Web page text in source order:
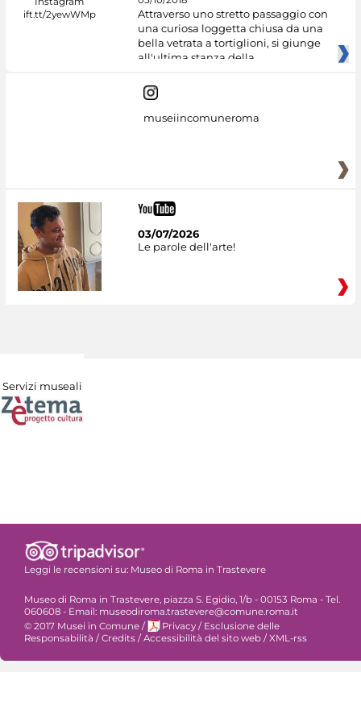
Attraverso uno stretto passaggio con
una curiosa loggetta chiusa da una
bella vetrata a tortiglioni, si giunge
all'ultima stanza della
museiincomuneroma
03/07/2026
Le parole dell'arte!
Servizi museali
Leggi le recensioni su: Museo di Roma in Trastevere
Museo di Roma in Trastevere, piazza S. Egidio, 1/b - 00153 Roma - Tel.
060608 - Email: museodiroma.trastevere@comune.roma.it
© 2017 Musei in Comune / Privacy / Esclusione delle
Responsabilità / Credits / Accessibilità del sito web / XML-rss